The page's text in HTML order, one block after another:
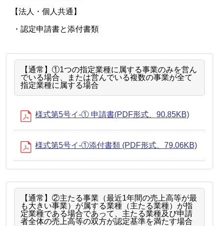
【法人・個人共通】
・認定申請書と添付書類
【通常】①1つの指定業種に属する事業のみを営ん
でいる場合、または営んでいる複数の事業が全て
指定業種に属する場合
様式第5号イ-① 申請書(PDF形式、90.85KB)
様式第5号イ-①添付書類 (PDF形式、79.06KB)
【通常】②主たる事業（最近1年間の売上高等が最
も大きい事業）が属する業種（主たる業種）が指
定業種である場合であって、主たる業種及び申請
者全体の売上高等の双方が認定基準を満たす場合